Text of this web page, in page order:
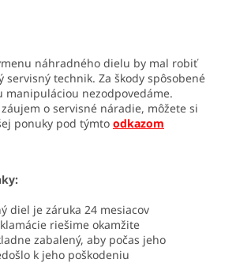
náhradného dielu by mal robiť
servisný technik. Za škody spôsobené
manipuláciou nezodpovedáme.
o servisné náradie, môžete si
ponuky pod týmto odkazom
diel je záruka 24 mesiacov
riešime okamžite
zabalený, aby počas jeho
k jeho poškodeniu